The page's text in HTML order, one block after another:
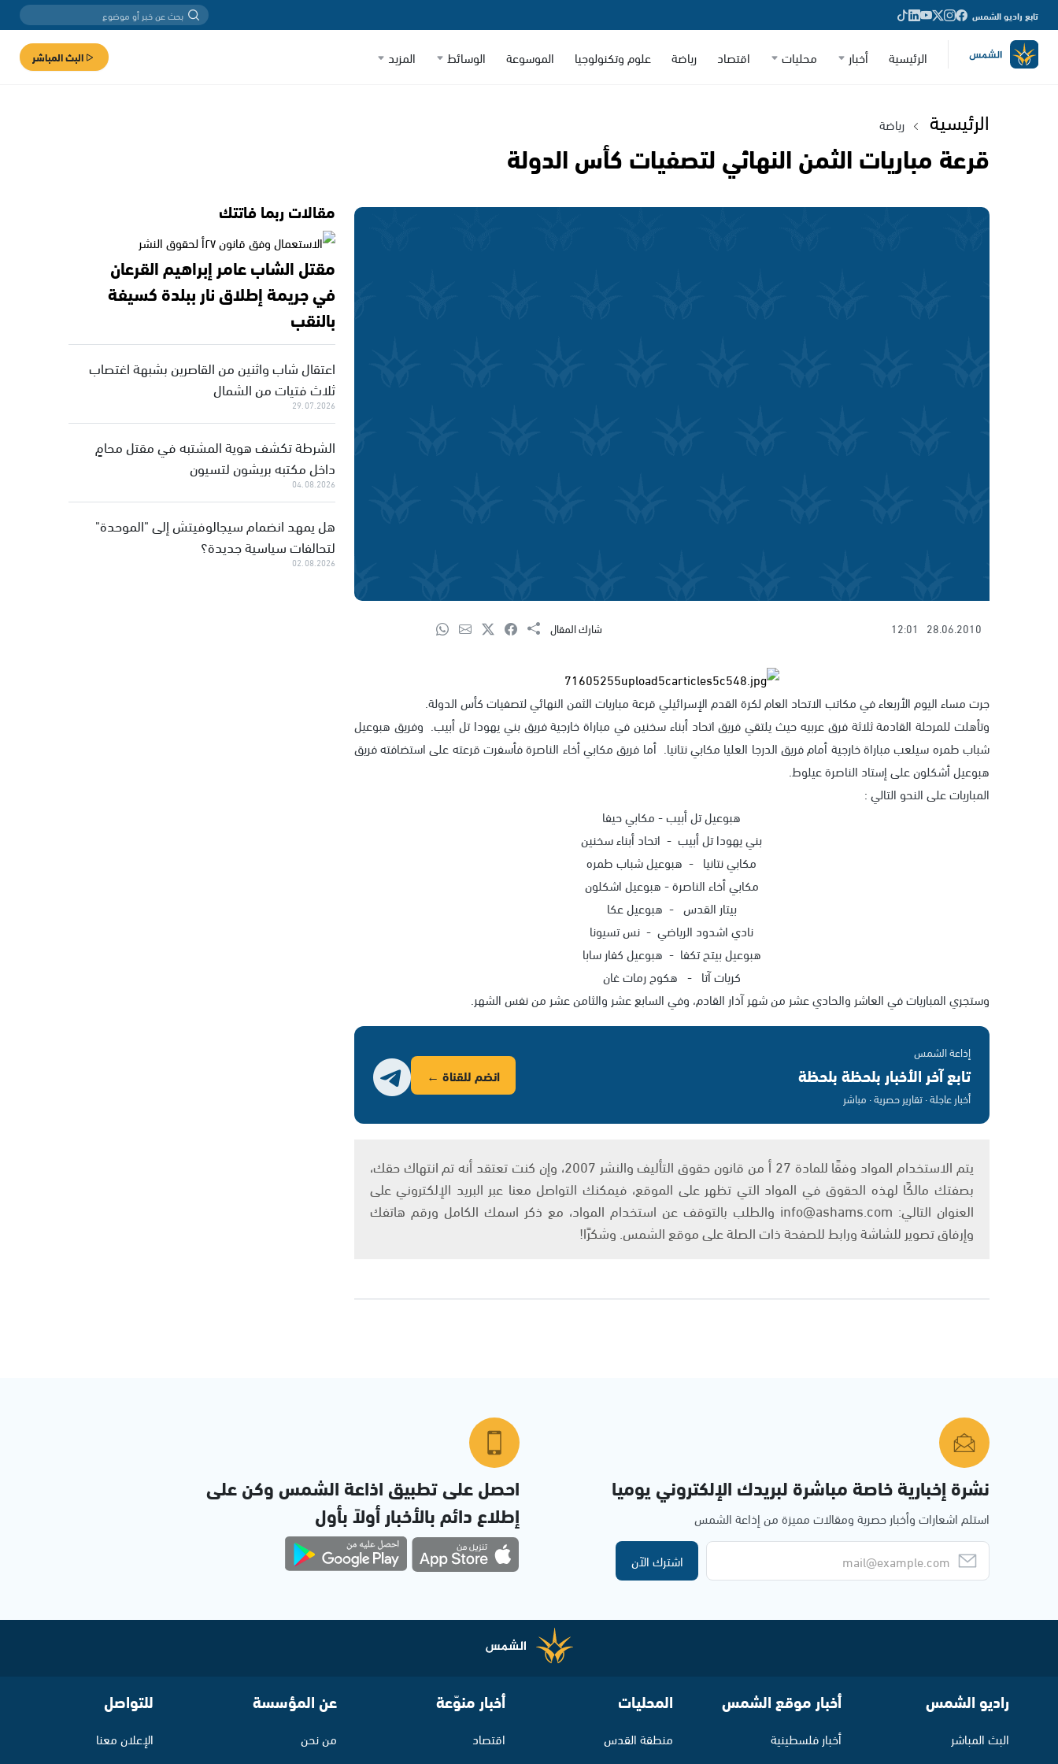
تابع راديو الشمس
الرئيسية أخبار محليات اقتصاد رياضة علوم وتكنولوجيا الموسوعة الوسائط المزيد البث المباشر
الرئيسية رياضة
قرعة مباريات الثمن النهائي لتصفيات كأس الدولة
28.06.2010
12:01 شارك المقال
جرت مساء اليوم الأربعاء في مكاتب الاتحاد العام لكرة القدم الإسرائيلي قرعة مباريات الثمن النهائي لتصفيات كأس الدولة.
وتأهلت للمرحلة القادمة ثلاثة فرق عربيه حيث يلتقي فريق اتحاد أبناء سخنين في مباراة خارجية فريق بني يهودا تل أبيب. وفريق هبوعيل
شباب طمره سيلعب مباراة خارجية أمام فريق الدرجا العليا مكابي نتانيا. أما فريق مكابي أخاء الناصرة فأسفرت قرعته على استضافته فريق
هبوعيل أشكلون على إستاد الناصرة عيلوط.
المباريات على النحو التالي :
هبوعيل تل أبيب - مكابي حيفا
بني يهودا تل أبيب - اتحاد أبناء سخنين
مكابي نتانيا - هبوعيل شباب طمره
مكابي أخاء الناصرة - هبوعيل اشكلون
بيتار القدس - هبوعيل عكا
نادي اشدود الرياضي - نس تسيونا
هبوعيل بيتح تكفا - هبوعيل كفار سابا
كريات آتا - هكوح رمات غان
وستجري المباريات في العاشر والحادي عشر من شهر آذار القادم، وفي السابع عشر والثامن عشر من نفس الشهر.
إذاعة الشمس
تابع آخر الأخبار بلحظة بلحظة
أخبار عاجلة · تقارير حصرية · مباشر
انضم للقناة ←
يتم الاستخدام المواد وفقًا للمادة 27 أ من قانون حقوق التأليف والنشر 2007، وإن كنت تعتقد أنه تم انتهاك حقك،
بصفتك مالكًا لهذه الحقوق في المواد التي تظهر على الموقع، فيمكنك التواصل معنا عبر البريد الإلكتروني على
العنوان التالي: info@ashams.com والطلب بالتوقف عن استخدام المواد، مع ذكر اسمك الكامل ورقم هاتفك
وإرفاق تصوير للشاشة ورابط للصفحة ذات الصلة على موقع الشمس. وشكرًا!
مقالات ربما فاتتك
مقتل الشاب عامر إبراهيم القرعان
في جريمة إطلاق نار ببلدة كسيفة
بالنقب
اعتقال شاب واثنين من القاصرين بشبهة اغتصاب
ثلاث فتيات من الشمال
29.07.2026
الشرطة تكشف هوية المشتبه في مقتل محامٍ
داخل مكتبه بريشون لتسيون
04.08.2026
هل يمهد انضمام سيجالوفيتش إلى "الموحدة"
لتحالفات سياسية جديدة؟
02.08.2026
نشرة إخبارية خاصة مباشرة لبريدك الإلكتروني يوميا
استلم اشعارات وأخبار حصرية ومقالات مميزة من إذاعة الشمس
اشترك الآن
احصل على تطبيق اذاعة الشمس وكن على
إطلاع دائم بالأخبار أولاً بأول
راديو الشمس
البث المباشر
أخبار موقع الشمس
أخبار فلسطينية
المحليات
منطقة القدس
أخبار منوّعة
اقتصاد
عن المؤسسة
من نحن
للتواصل
الإعلان معنا